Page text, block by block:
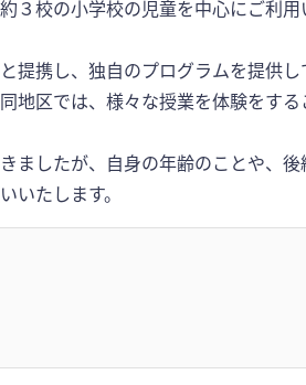
３校の小学校の児童を中心にご利用
提携し、独自のプログラムを提供
地区では、様々な授業を体験をす
ましたが、自身の年齢のことや、
いたします。